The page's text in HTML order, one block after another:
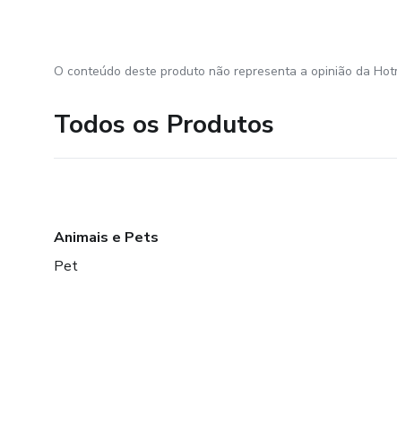
O conteúdo deste produto não representa a opinião da
Todos os Produtos
Animais e Pets
Pet